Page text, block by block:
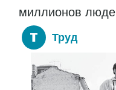
миллионов
Труд